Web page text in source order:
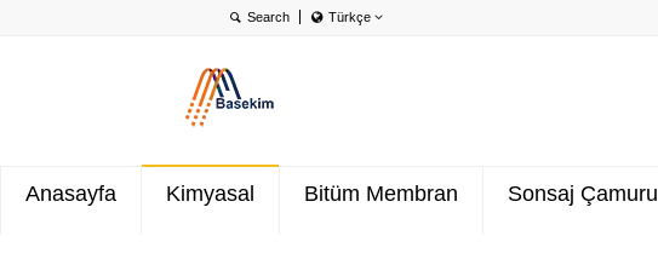
Türkçe
Anasayfa Kimyasal Bitüm Membran Sonsaj Çamuru